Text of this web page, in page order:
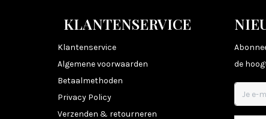
KLANTENSERVICE
Klantenservice
Algemene voorwaarden
Betaalmethoden
Privacy Policy
Verzenden & retourneren
de